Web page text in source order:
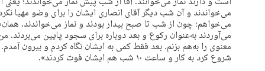
می‌خواندند و آن شب دیگر آقای انصاری ایشان را برای وضو مهیا
می‌خواهم؛ چون از شب تا صبح بیدار بودند و نماز می‌خواندند.
می‌آوردند به‌عنوان رکوع و بعد دوباره برای سجود پایین می‌بردند.
شروع کرد به کار و ساعت ۱۰ شب هم ایشان فوت کردند».